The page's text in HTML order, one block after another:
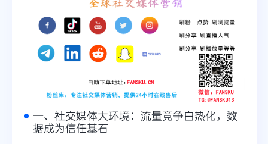
一、社交媒体大环境：流量竞争白热化，数
据成为信任基石